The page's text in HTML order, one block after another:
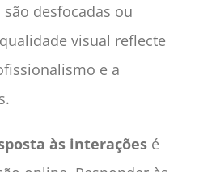
desfocadas ou
visual reflecte
e a
às interações é